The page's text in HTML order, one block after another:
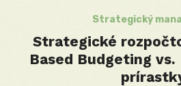
Strategický
Strategické
Based Budgeting